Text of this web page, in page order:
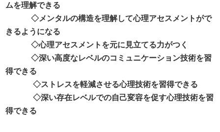
ムを理解できる
◇メンタルの構造を理解して心理アセスメントがで
きるようになる
◇心理アセスメントを元に見立てる力がつく
◇深い高度なレベルのコミュニケーション技術を習
得できる
◇ストレスを軽減させる心理技術を習得できる
◇深い存在レベルでの自己変容を促す心理技術を習
得できる